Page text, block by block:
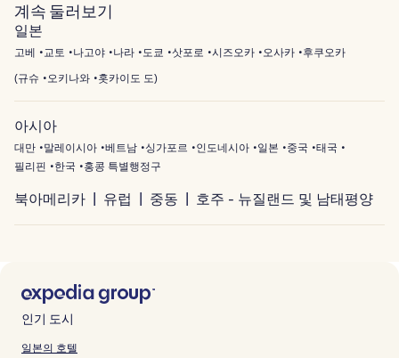
계속 둘러보기
일본
고베 교토 나고야 나라 도쿄 삿포로 시즈오카 오사카
후쿠오카
(규슈 오키나와 홋카이도 도)
아시아
대만 말레이시아 베트남 싱가포르 인도네시아 일본 중국
태국
필리핀
한국 홍콩 특별행정구
북아메리카 유럽 중동 호주 - 뉴질랜드 및 남태평양
인기 도시
일본의 호텔